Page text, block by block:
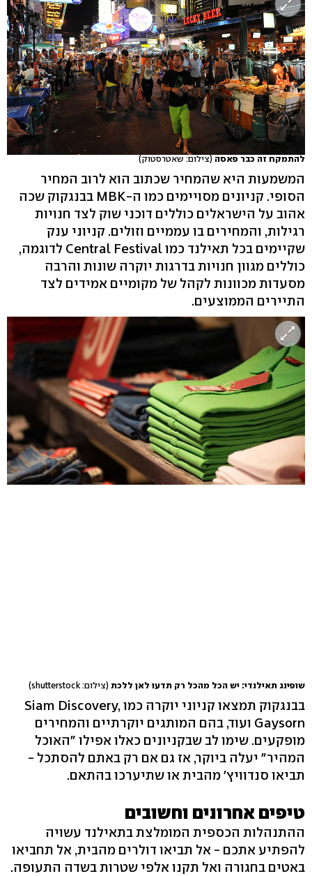
להתמקח זה כבר פאסה (צילום: שאטרסטוק)
המשמעות היא שהמחיר שכתוב הוא לרוב המחיר
הסופי. קניונים מסויימים כמו ה-MBK בבנגקוק שכה
אהוב על הישראלים כוללים דוכני שוק לצד חנויות
רגילות, והמחירים בו עממיים וזולים. קניוני ענק
שקיימים בכל תאילנד כמו Central Festival לדוגמה,
כוללים מגוון חנויות בדרגות יוקרה שונות והרבה
מסעדות מכוונות לקהל של מקומיים אמידים לצד
התיירים הממוצעים.
שופינג תאילנדי: יש הכל מהכל רק תדעו לאן ללכת (צילום: shutterstock)
בבנגקוק תמצאו קניוני יוקרה כמו Siam Discovery,
Gaysorn ועוד, בהם המותגים יוקרתיים והמחירים
מופקעים. שימו לב שבקניונים כאלו אפילו "האוכל
המהיר" יעלה ביוקר, אז גם אם רק באתם להסתכל -
תביאו סנדוויץ' מהבית או שתיערכו בהתאם.
טיפים אחרונים וחשובים
ההתנהלות הכספית המומלצת בתאילנד עשויה
להפתיע אתכם - אל תביאו דולרים מהבית, אל תחביאו
באטים בחגורה ואל תקנו אלפי שטרות בשדה התעופה.